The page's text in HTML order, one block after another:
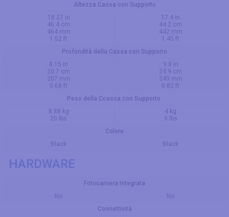
Altezza Cassa con Supporto
18.27 in
46.4 cm
464 mm
1.52 ft
17.4 in
44.2 cm
442 mm
1.45 ft
Profondità della Cassa con Supporto
8.15 in
20.7 cm
207 mm
0.68 ft
9.8 in
24.9 cm
249 mm
0.82 ft
Peso della Ccassa con Supporto
8.88 kg
20 lbs
4 kg
9 lbs
Colore
Black
Black
HARDWARE
Fotocamera Integrata
No
No
Connettività